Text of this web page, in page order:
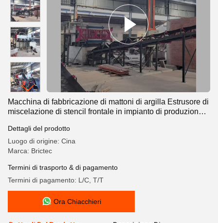
Macchina di fabbricazione di mattoni di argilla Estrusore di
miscelazione di stencil frontale in impianto di produzione
Dettagli del prodotto
Luogo di origine: Cina
Marca: Brictec
Termini di trasporto & di pagamento
Termini di pagamento: L/C, T/T
Ora Chiacchieri